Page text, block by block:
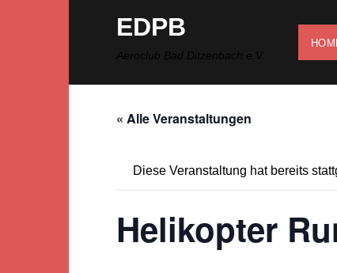
EDPB
Aeroclub Bad Ditzenbach e.V.
« Alle Veranstaltungen
Diese Veranstaltung hat bereits
Helikopter